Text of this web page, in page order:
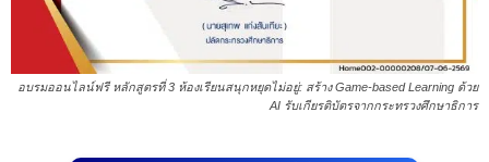
อบรมออนไลน์ฟรี หลักสูตรที่ 3 ห้องเรียนสนุกหยุดไม่อยู่: สร้าง Game-based Learning ด้วย
AI รับเกียรติบัตรจากกระทรวงศึกษาธิการ